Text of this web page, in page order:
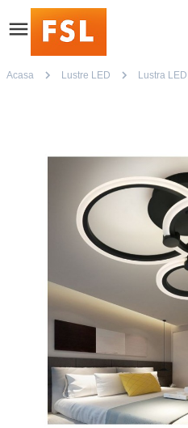
Acasa Lustre LED Lustra